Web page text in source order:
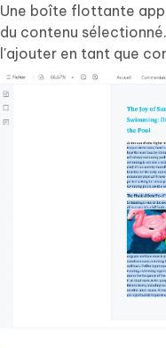
Une boîte flottante
du contenu
l'ajouter en tant que